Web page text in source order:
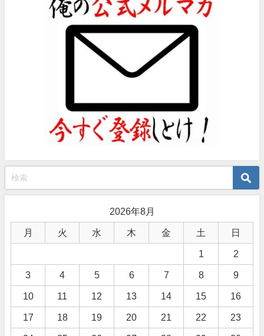
2026年8月
月 火 水 木 金 土 日
1 2
3 4 5 6 7 8 9
10 11 12 13 14 15 16
17 18 19 20 21 22 23